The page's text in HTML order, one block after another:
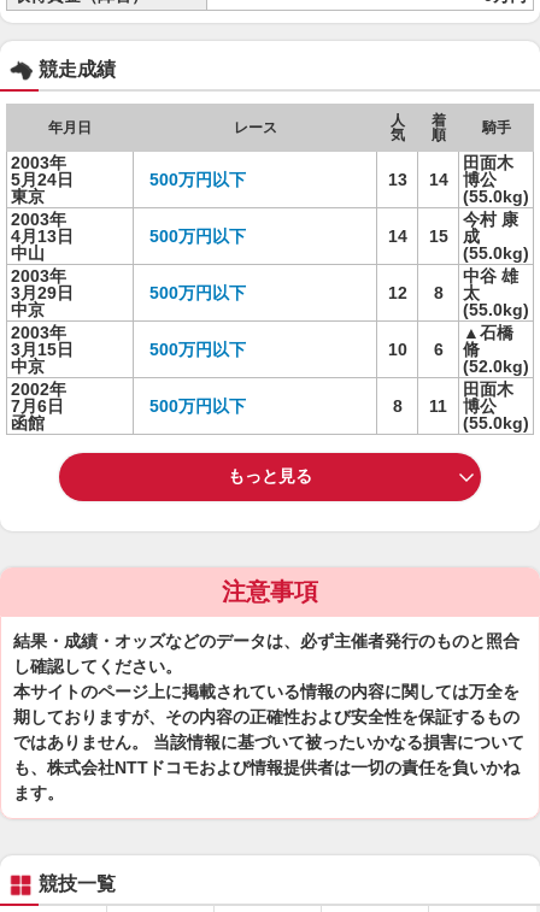
競走成績
年月日 レース
人
気
着
順
騎手
2003年
5月24日
東京
500万円以下 13 14
田面木
博公
(55.0kg)
2003年
4月13日
中山
500万円以下 14 15
今村 康
成
(55.0kg)
2003年
3月29日
中京
500万円以下 12 8
中谷 雄
太
(55.0kg)
2003年
3月15日
中京
500万円以下 10 6
▲石橋
脩
(52.0kg)
2002年
7月6日
函館
500万円以下 8 11
田面木
博公
(55.0kg)
もっと見る
注意事項
結果・成績・オッズなどのデータは、必ず主催者発行のものと照合
し確認してください。
本サイトのページ上に掲載されている情報の内容に関しては万全を
期しておりますが、その内容の正確性および安全性を保証するもの
ではありません。 当該情報に基づいて被ったいかなる損害について
も、株式会社NTTドコモおよび情報提供者は一切の責任を負いかね
ます。
競技一覧